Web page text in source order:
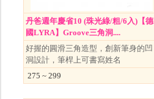
丹爸週年慶省10 (珠光綠/粗/6入)【德
國LYRA】Groove三角洞....
好握的圓滑三角造型，創新筆身的凹
洞設計，筆桿上可書寫姓名
275 ~ 299